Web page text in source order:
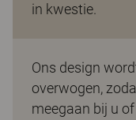
in kwestie.
Ons design
overwogen,
meegaan bij u